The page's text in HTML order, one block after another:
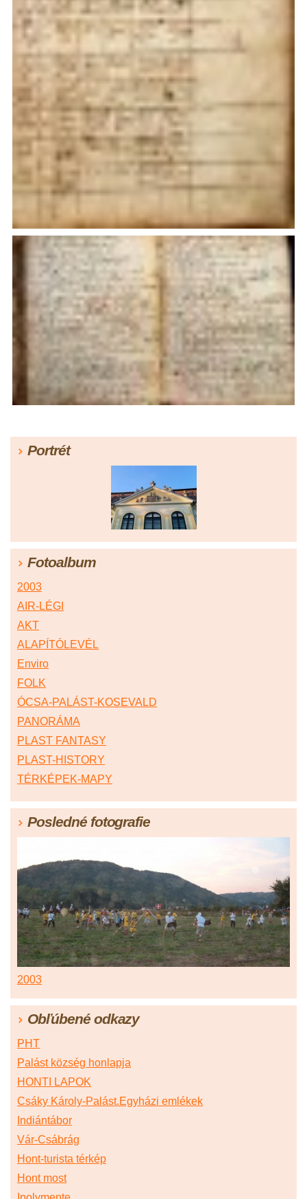
Portrét
Fotoalbum
2003
AIR-LÉGI
AKT
ALAPÍTÓLEVÉL
Enviro
FOLK
ÓCSA-PALÁST-KOSEVALD
PANORÁMA
PLAST FANTASY
PLAST-HISTORY
TÉRKÉPEK-MAPY
Posledné fotografie
2003
Obľúbené odkazy
PHT
Palást község honlapja
HONTI LAPOK
Csáky Károly-Palást.Egyházi emlékek
Indiántábor
Vár-Csábrág
Hont-turista térkép
Hont most